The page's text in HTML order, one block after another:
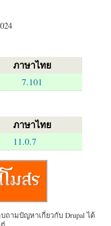
ภาษาไทย
7.101
ภาษาไทย
11.0.7
ามปัญหาเกี่ยวกับ Drupal ได้